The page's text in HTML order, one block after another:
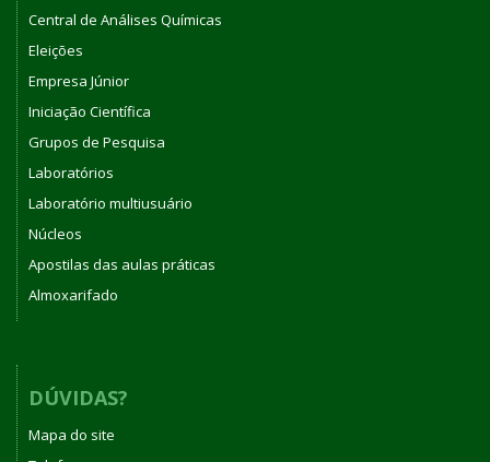
Central de Análises Químicas
Eleições
Empresa Júnior
Iniciação Científica
Grupos de Pesquisa
Laboratórios
Laboratório multiusuário
Núcleos
Apostilas das aulas práticas
Almoxarifado
DÚVIDAS?
Mapa do site